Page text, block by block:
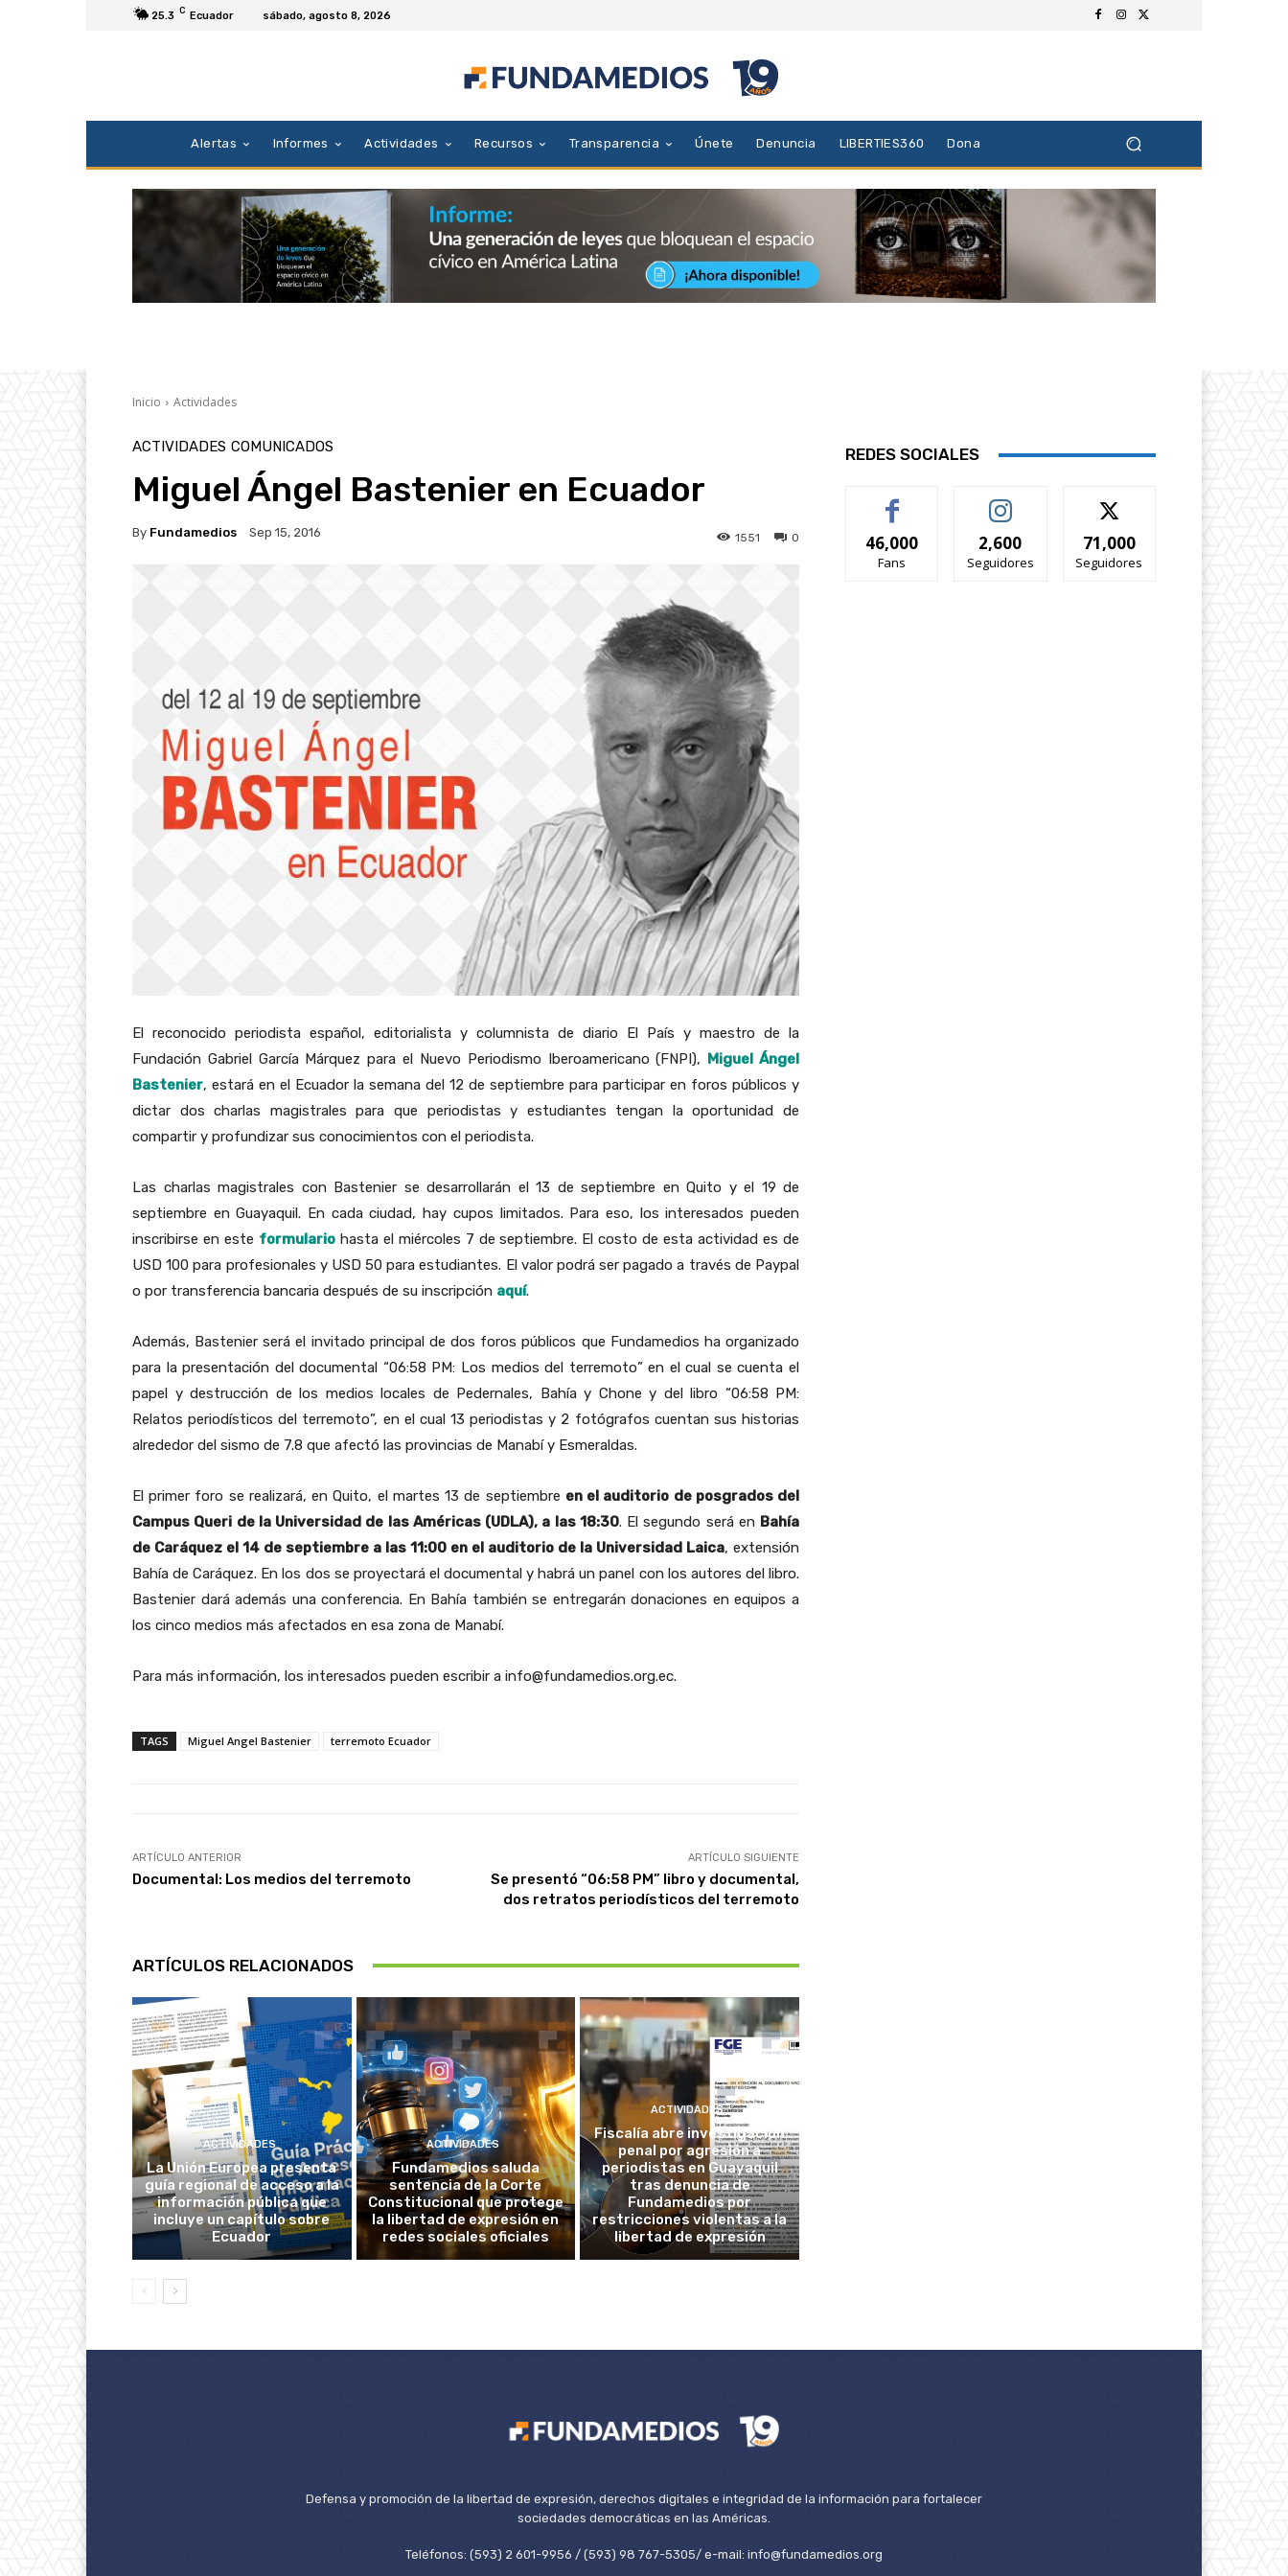
25.3 C Ecuador sábado, agosto 8, 2026
Alertas Informes Actividades Recursos Transparencia Únete Denuncia LIBERTIES360 Dona
Inicio Actividades
ACTIVIDADES COMUNICADOS
Miguel Ángel Bastenier en Ecuador
By Fundamedios Sep 15, 2016 0
1551
El reconocido periodista español, editorialista y columnista de diario El País y maestro de la
Fundación Gabriel García Márquez para el Nuevo Periodismo Iberoamericano (FNPI), Miguel Ángel
Bastenier, estará en el Ecuador la semana del 12 de septiembre para participar en foros públicos y
dictar dos charlas magistrales para que periodistas y estudiantes tengan la oportunidad de
compartir y profundizar sus conocimientos con el periodista.
Las charlas magistrales con Bastenier se desarrollarán el 13 de septiembre en Quito y el 19 de
septiembre en Guayaquil. En cada ciudad, hay cupos limitados. Para eso, los interesados pueden
inscribirse en este formulariohasta el miércoles 7 de septiembre. El costo de esta actividad es de
USD 100 para profesionales y USD 50 para estudiantes. El valor podrá ser pagado a través de Paypal
o por transferencia bancaria después de su inscripción aquí.
Además, Bastenier será el invitado principal de dos foros públicos que Fundamedios ha organizado
para la presentación del documental “06:58 PM: Los medios del terremoto” en el cual se cuenta el
papel y destrucción de los medios locales de Pedernales, Bahía y Chone y del libro “06:58 PM:
Relatos periodísticos del terremoto”, en el cual 13 periodistas y 2 fotógrafos cuentan sus historias
alrededor del sismo de 7.8 que afectó las provincias de Manabí y Esmeraldas.
El primer foro se realizará, en Quito, el martes 13 de septiembre en el auditorio de posgrados del
Campus Queri de la Universidad de las Américas (UDLA), a las 18:30. El segundo será en Bahía
de Caráquez el 14 de septiembre a las 11:00 en el auditorio de la Universidad Laica, extensión
Bahía de Caráquez. En los dos se proyectará el documental y habrá un panel con los autores del libro.
Bastenier dará además una conferencia. En Bahía también se entregarán donaciones en equipos a
los cinco medios más afectados en esa zona de Manabí.
Para más información, los interesados pueden escribir a info@fundamedios.org.ec.
TAGS Miguel Angel Bastenier terremoto Ecuador
ARTÍCULO ANTERIOR
Documental: Los medios del terremoto
ARTÍCULO SIGUIENTE
Se presentó “06:58 PM” libro y documental,
dos retratos periodísticos del terremoto
ARTÍCULOS RELACIONADOS
ACTIVIDADES
La Unión Europea presenta
guía regional de acceso a la
información pública que
incluye un capítulo sobre
Ecuador
ACTIVIDADES
Fundamedios saluda
sentencia de la Corte
Constitucional que protege
la libertad de expresión en
redes sociales oficiales
ACTIVIDADES
Fiscalía abre investigación
penal por agresión a
periodistas en Guayaquil
tras denuncia de
Fundamedios por
restricciones violentas a la
libertad de expresión
REDES SOCIALES
46,000
Fans
2,600
Seguidores
71,000
Seguidores
Defensa y promoción de la libertad de expresión, derechos digitales e integridad de la información para fortalecer
sociedades democráticas en las Américas.
Teléfonos: (593) 2 601-9956 / (593) 98 767-5305/ e-mail: info@fundamedios.org